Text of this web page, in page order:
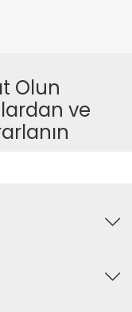
Olun
ve